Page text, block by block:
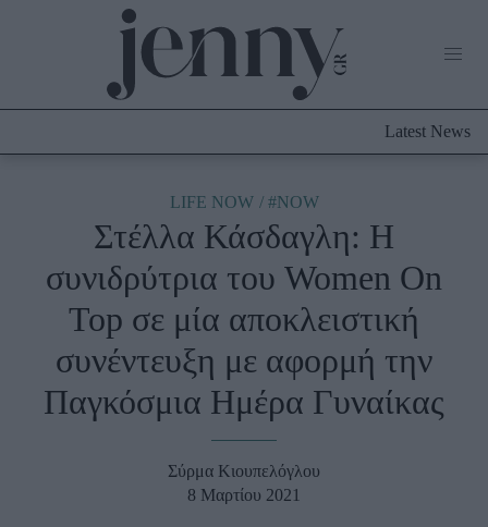
Culture
Fashion
Shopping
Styling Tips
Fashion News
Beauty - Ομορφιά
Latest News
LIFE NOW #NOW
Στέλλα Κάσδαγλη: Η
συνιδρύτρια του Women On
Top σε μία αποκλειστική
συνέντευξη με αφορμή την
Παγκόσμια Ημέρα Γυναίκας
Σύρμα Κιουπελόγλου
8 Μαρτίου 2021